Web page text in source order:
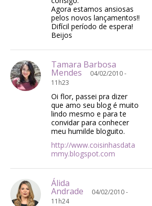
Agora estamos ansiosas
pelos novos lançamentos!!
Difícil período de espera!
Beijos
Tamara Barbosa
Mendes
04/02/2010 -
11h23
Oi flor, passei pra dizer
que amo seu blog é muito
lindo mesmo e para te
convidar para conhecer
meu humilde bloguito.
http://www.coisinhasdata
mmy.blogspot.com
Álida
Andrade
04/02/2010 -
11h24